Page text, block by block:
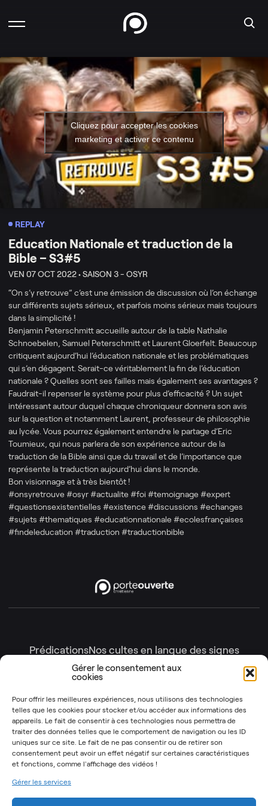
Gérer le consentement aux
cookies
Pour offrir les meilleures expériences, nous utilisons des technologies
telles que les cookies pour stocker et/ou accéder aux informations des
appareils. Le fait de consentir à ces technologies nous permettra de
traiter des données telles que le comportement de navigation ou les ID
uniques sur ce site. Le fait de ne pas consentir ou de retirer son
consentement peut avoir un effet négatif sur certaines caractéristiques
et fonctions, comme l'affichage des vidéos !
Gérer les services
Cliquez pour accepter les cookies
marketing et activer ce contenu
REPLAY
Education Nationale et traduction de la
Bible – S3#5
VEN 07 OCT 2022 •SAISON 3 - OSYR
“On s’y retrouve” c’est une émission de discussion où l’on échange
sur différents sujets sérieux, et parfois moins sérieux mais toujours
dans la simplicité !
Benjamin Peterschmitt accueille autour de la table Nathalie
Schnoebelen, Samuel Peterschmitt et Laurent Gloerfelt. Beaucoup
critiquent aujourd’hui l’éducation nationale et les problématiques
qui s’en dégagent. Serait-ce véritablement la fin de l’éducation
nationale ? Quelles sont ses failles mais également ses avantages ?
Faudrait-il repenser le système pour plus d’efficacité ? Un sujet
intéressant autour duquel chaque chroniqueur donnera son avis
sur la question et notamment Laurent, professeur de philosophie
au lycée. Vous pourrez également entendre le partage d’Eric
Toumieux, qui nous parlera de son expérience autour de la
traduction de la Bible ainsi que du travail et de l’importance que
représente la traduction aujourd’hui dans le monde.
Bon visionnage et à très bientôt !
#onsyretrouve #osyr #actualite #foi #temoignage #expert
#questionsexistentielles #existence #discussions #echanges
#sujets #thematiques #educationnationale #ecolesfrançaises
#findeleducation #traduction #traductionbible
PrédicationsNos cultes en langue des signes
Nos cultes en intégralité
Génération enfants
Les Instants Post-It
Nos émissions
OSYR – Dernière saison
OSYR – Autres saisons
Notre Rendez-Vous
T’as 2 minutes
Politique de cookies (UE)